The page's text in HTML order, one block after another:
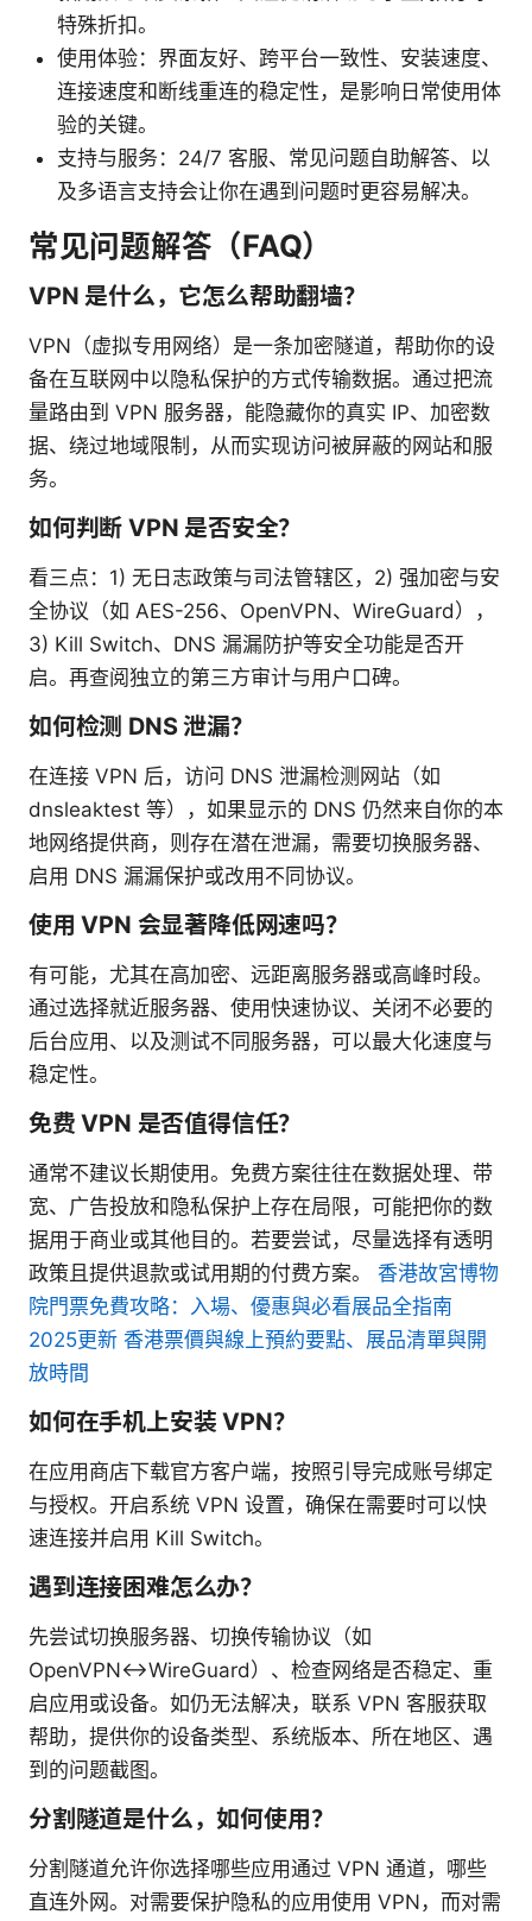
特殊折扣。
使用体验：界面友好、跨平台一致性、安装速度、
连接速度和断线重连的稳定性，是影响日常使用体
验的关键。
支持与服务：24/7 客服、常见问题自助解答、以
及多语言支持会让你在遇到问题时更容易解决。
常见问题解答（FAQ）
VPN 是什么，它怎么帮助翻墙？
VPN（虚拟专用网络）是一条加密隧道，帮助你的设
备在互联网中以隐私保护的方式传输数据。通过把流
量路由到 VPN 服务器，能隐藏你的真实 IP、加密数
据、绕过地域限制，从而实现访问被屏蔽的网站和服
务。
如何判断 VPN 是否安全？
看三点：1) 无日志政策与司法管辖区，2) 强加密与安
全协议（如 AES-256、OpenVPN、WireGuard），
3) Kill Switch、DNS 漏漏防护等安全功能是否开
启。再查阅独立的第三方审计与用户口碑。
如何检测 DNS 泄漏？
在连接 VPN 后，访问 DNS 泄漏检测网站（如
dnsleaktest 等），如果显示的 DNS 仍然来自你的本
地网络提供商，则存在潜在泄漏，需要切换服务器、
启用 DNS 漏漏保护或改用不同协议。
使用 VPN 会显著降低网速吗？
有可能，尤其在高加密、远距离服务器或高峰时段。
通过选择就近服务器、使用快速协议、关闭不必要的
后台应用、以及测试不同服务器，可以最大化速度与
稳定性。
免费 VPN 是否值得信任？
通常不建议长期使用。免费方案往往在数据处理、带
宽、广告投放和隐私保护上存在局限，可能把你的数
据用于商业或其他目的。若要尝试，尽量选择有透明
政策且提供退款或试用期的付费方案。 香港故宮博物
院門票免費攻略：入場、優惠與必看展品全指南
2025更新 香港票價與線上預約要點、展品清單與開
放時間
如何在手机上安装 VPN？
在应用商店下载官方客户端，按照引导完成账号绑定
与授权。开启系统 VPN 设置，确保在需要时可以快
速连接并启用 Kill Switch。
遇到连接困难怎么办？
先尝试切换服务器、切换传输协议（如
OpenVPN↔WireGuard）、检查网络是否稳定、重
启应用或设备。如仍无法解决，联系 VPN 客服获取
帮助，提供你的设备类型、系统版本、所在地区、遇
到的问题截图。
分割隧道是什么，如何使用？
分割隧道允许你选择哪些应用通过 VPN 通道，哪些
直连外网。对需要保护隐私的应用使用 VPN，而对需